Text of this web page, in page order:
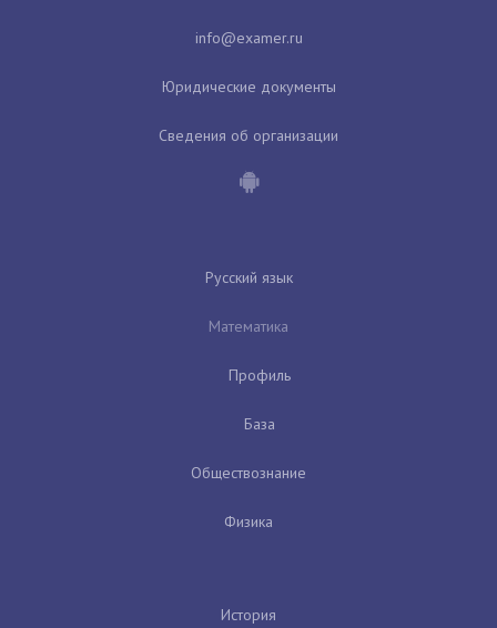
Юридические документы
Сведения об организации
Русский язык
Математика
Профиль
База
Обществознание
Физика
История